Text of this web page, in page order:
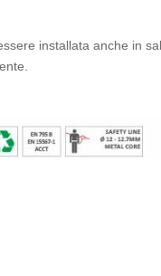
installata anche in